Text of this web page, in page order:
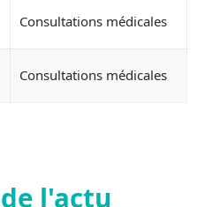
Consultations médicales
Consultations médicales
l'actu